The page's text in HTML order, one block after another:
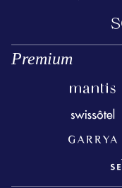
Premium